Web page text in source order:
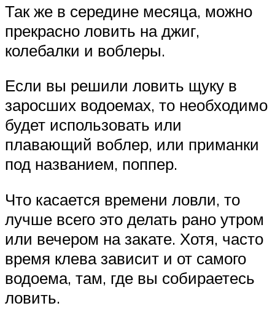
Так же в середине месяца, можно
прекрасно ловить на джиг,
колебалки и воблеры.
Если вы решили ловить щуку в
заросших водоемах, то необходимо
будет использовать или
плавающий воблер, или приманки
под названием, поппер.
Что касается времени ловли, то
лучше всего это делать рано утром
или вечером на закате. Хотя, часто
время клева зависит и от самого
водоема, там, где вы собираетесь
ловить.